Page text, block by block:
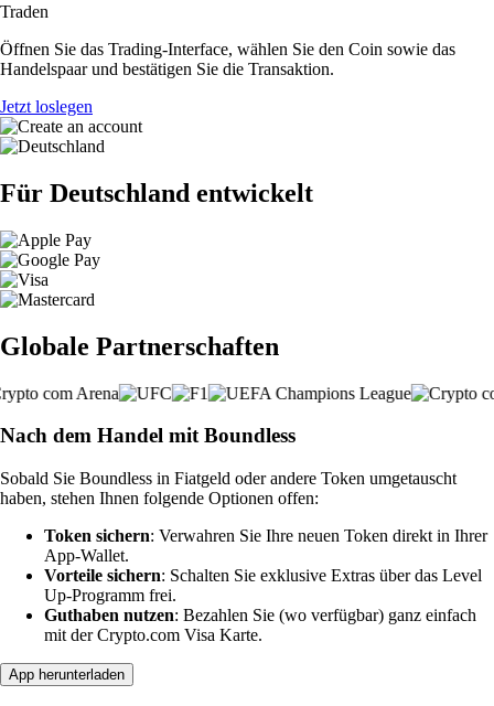
Traden
Öffnen Sie das Trading-Interface, wählen Sie den Coin sowie das
Handelspaar und bestätigen Sie die Transaktion.
Jetzt loslegen
Für Deutschland entwickelt
Globale Partnerschaften
Nach dem Handel mit Boundless
Sobald Sie Boundless in Fiatgeld oder andere Token umgetauscht
haben, stehen Ihnen folgende Optionen offen:
Token sichern: Verwahren Sie Ihre neuen Token direkt in Ihrer
App-Wallet.
Vorteile sichern: Schalten Sie exklusive Extras über das Level
Up-Programm frei.
Guthaben nutzen: Bezahlen Sie (wo verfügbar) ganz einfach
mit der Crypto.com Visa Karte.
App herunterladen